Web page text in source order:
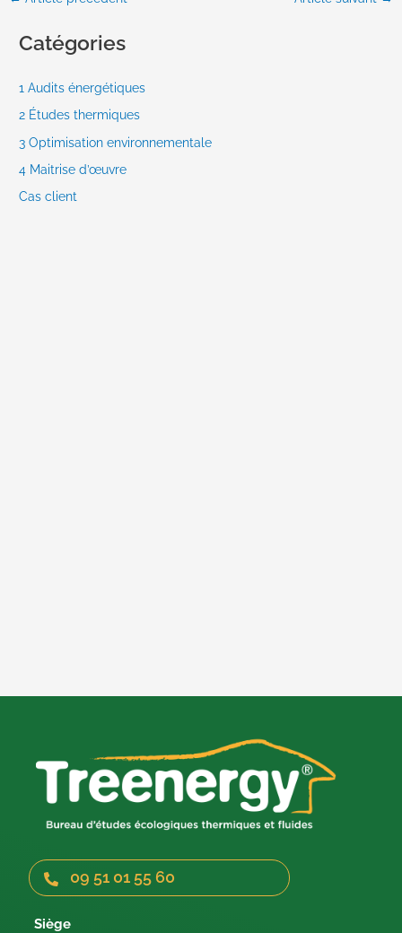
Catégories
1 Audits énergétiques
2 Études thermiques
3 Optimisation environnementale
4 Maitrise d’œuvre
Cas client
09 51 01 55 60
Siège